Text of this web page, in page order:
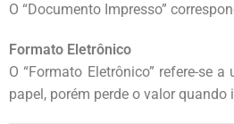
O “Documento Impresso”
Formato Eletrônico
O “Formato Eletrônico” refere-se
papel, porém perde o valor